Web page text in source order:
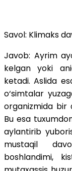
Savol: Klimaks
Javob: Ayrim
kelgan yoki
ketadi. Aslida
o‘simtalar
organizmida bir
Bu esa
aylantirib
mustaqil
boshlandimi,